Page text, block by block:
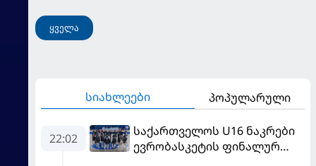
ყველა
სიახლეები პოპულარული
22:02
საქართველოს U16 ნაკრები
ევრობასკეტის ფინალურ